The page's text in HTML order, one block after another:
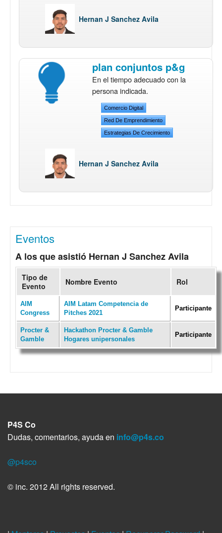
Hernan J Sanchez Avila
plan conjuntos p&g
En el tiempo adecuado con la
persona indicada.
Comercio Digital
Red De Emprendimiento
Estrategias De Crecimiento
Hernan J Sanchez Avila
Eventos
A los que asistió Hernan J Sanchez Avila
Tipo de
Evento
Nombre Evento Rol
AIM
Congress
AIM Latam Competencia de
Pitches 2021
Participante
Procter &
Gamble
Hackathon Procter & Gamble
Hogares unipersonales
Participante
P4S Co
Dudas, comentarios, ayuda en info@p4s.co
@p4sco
© inc. 2012 All rights reserved.